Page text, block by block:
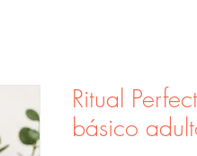
Ritual
básico